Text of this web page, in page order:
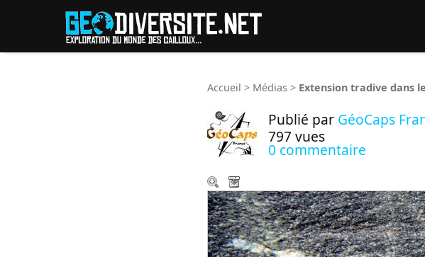
Accueil > Médias > Extension tradive dans
Publié par GéoCaps
797 vues
0 commentaire